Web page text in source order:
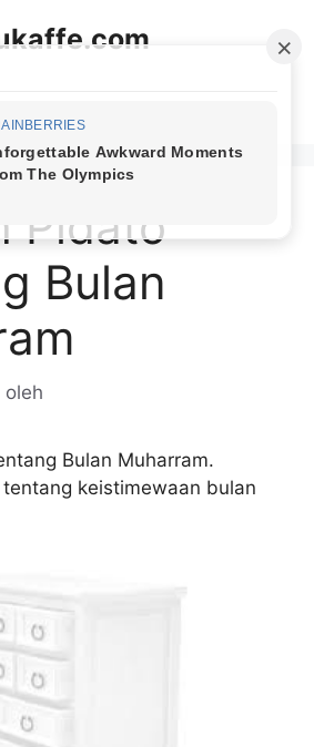
Pidato
Bulan
oleh
Bulan Muharram.
keistimewaan bulan